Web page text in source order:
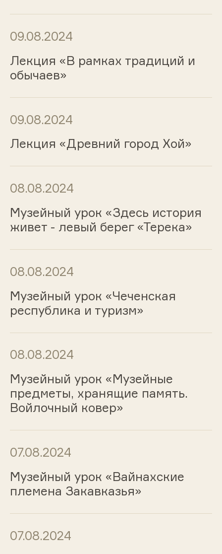
09.08.2024
Лекция «В рамках традиций и
обычаев»
09.08.2024
Лекция «Древний город Хой»
08.08.2024
Музейный урок «Здесь история
живет - левый берег «Терека»
08.08.2024
Музейный урок «Чеченская
республика и туризм»
08.08.2024
Музейный урок «Музейные
предметы, хранящие память.
Войлочный ковер»
07.08.2024
Музейный урок «Вайнахские
племена Закавказья»
07.08.2024